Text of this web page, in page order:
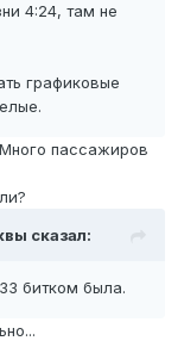
4:24, там не
графиковые
пассажиров
сказал:
битком была.